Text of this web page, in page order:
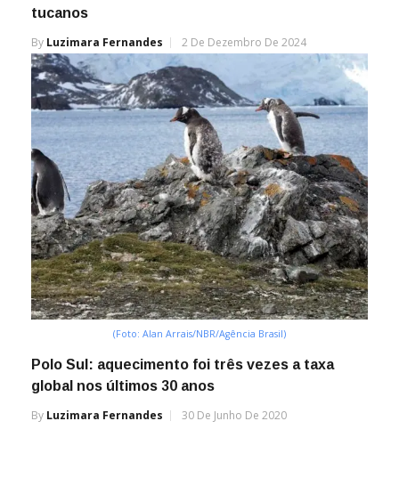
tucanos
By Luzimara Fernandes 2 De Dezembro De 2024
(Foto: Alan Arrais/NBR/Agência Brasil)
Polo Sul: aquecimento foi três vezes a taxa
global nos últimos 30 anos
By Luzimara Fernandes 30 De Junho De 2020